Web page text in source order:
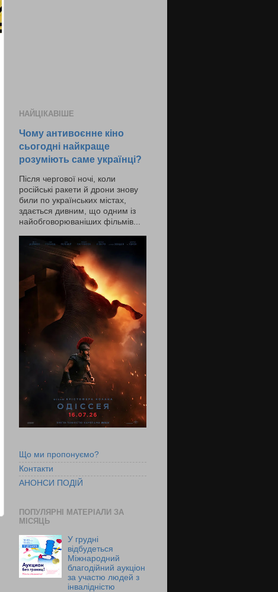
НАЙЦІКАВІШЕ
Чому антивоєнне кіно
сьогодні найкраще
розуміють саме українці?
Після чергової ночі, коли
російські ракети й дрони знову
били по українських містах,
здається дивним, що одним із
найобговорюваніших фільмів...
Що ми пропонуємо?
Контакти
АНОНСИ ПОДІЙ
ПОПУЛЯРНІ МАТЕРІАЛИ ЗА
МІСЯЦЬ
У грудні
відбудеться
Міжнародний
благодійний аукціон
за участю людей з
інвалідністю